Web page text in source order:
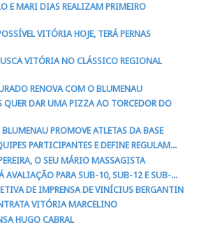
E MARI DIAS REALIZAM PRIMEIRO
VITÓRIA HOJE, TERÁ PERNAS
VITÓRIA NO CLÁSSICO REGIONAL
RENOVA COM O BLUMENAU
QUER DAR UMA PIZZA AO TORCEDOR DO
PROMOVE ATLETAS DA BASE
PARTICIPANTES E DEFINE REGULAM...
O SEU MÁRIO MASSAGISTA
AVALIAÇÃO PARA SUB-10, SUB-12 E SUB-...
DE IMPRENSA DE VINÍCIUS BERGANTIN
VITÓRIA MARCELINO
HUGO CABRAL